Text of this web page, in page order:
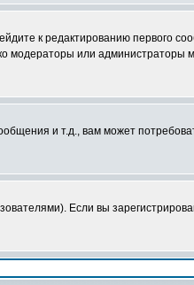
к редактированию первого
модераторы или администраторы
и т.д., вам может
Если вы